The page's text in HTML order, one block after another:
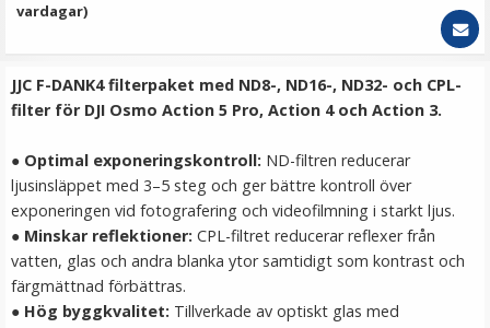
Jupio kamerabatteri 850mAh för Olympus Li-50B
★★★★★
199 kr
LÄGG I VARUKORG
vardagar)
JJC F-DANK4 filterpaket med ND8-, ND16-, ND32- och CPL-
filter för DJI Osmo Action 5 Pro, Action 4 och Action 3.
● Optimal exponeringskontroll: ND-filtren reducerar
ljusinsläppet med 3–5 steg och ger bättre kontroll över
exponeringen vid fotografering och videofilmning i starkt ljus.
● Minskar reflektioner: CPL-filtret reducerar reflexer från
vatten, glas och andra blanka ytor samtidigt som kontrast och
färgmättnad förbättras.
● Hög byggkvalitet: Tillverkade av optiskt glas med